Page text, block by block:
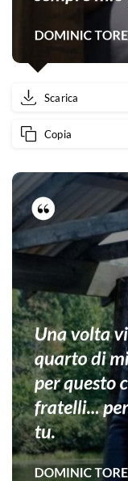
Scarica
Copia